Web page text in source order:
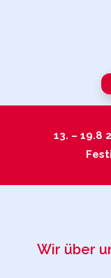
13. – 19.8
Wir über